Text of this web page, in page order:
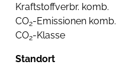
Kraftstoffverbr. komb.
CO2-Emissionen komb.
CO2-Klasse
Standort